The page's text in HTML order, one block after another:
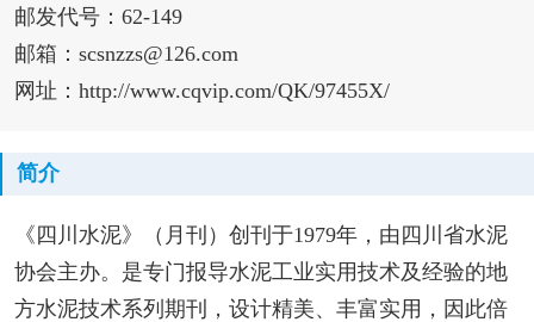
邮发代号：62-149
邮箱：scsnzzs@126.com
网址：http://www.cqvip.com/QK/97455X/
简介
《四川水泥》（月刊）创刊于1979年，由四川省水泥
协会主办。是专门报导水泥工业实用技术及经验的地
方水泥技术系列期刊，设计精美、丰富实用，因此倍